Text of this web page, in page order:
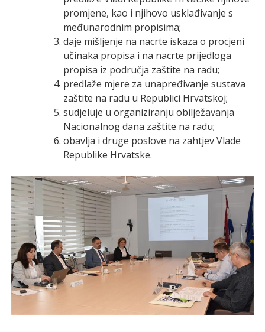
promjene, kao i njihovo usklađivanje s
međunarodnim propisima;
daje mišljenje na nacrte iskaza o procjeni
učinaka propisa i na nacrte prijedloga
propisa iz područja zaštite na radu;
predlaže mjere za unapređivanje sustava
zaštite na radu u Republici Hrvatskoj;
sudjeluje u organiziranju obilježavanja
Nacionalnog dana zaštite na radu;
obavlja i druge poslove na zahtjev Vlade
Republike Hrvatske.